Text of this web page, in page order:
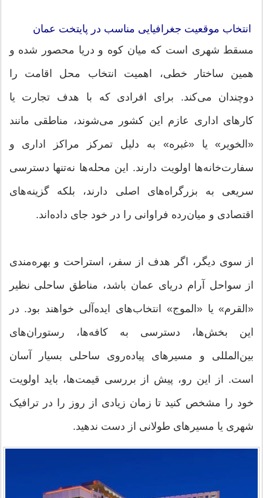
انتخاب موقعیت جغرافیایی مناسب در پایتخت عمان
مسقط شهری است که میان کوه و دریا محصور شده و
همین ساختار خطی، اهمیت انتخاب محل اقامت را
دوچندان می‌کند. برای افرادی که با هدف تجارت یا
کارهای اداری عازم این کشور می‌شوند، مناطقی مانند
«الخویر» یا «غبره» به دلیل تمرکز مراکز اداری و
سفارت‌خانه‌ها اولویت دارند. این محله‌ها نه‌تنها دسترسی
سریعی به بزرگراه‌های اصلی دارند، بلکه گزینه‌های
اقتصادی و میان‌رده فراوانی را در خود جای داده‌اند.
از سوی دیگر، اگر هدف از سفر، استراحت و بهره‌مندی
از سواحل آرام دریای عمان باشد، مناطق ساحلی نظیر
«القرم» یا «الموج» انتخاب‌های ایده‌آلی خواهند بود. در
این بخش‌ها، دسترسی به کافه‌ها، رستوران‌های
بین‌المللی و مسیرهای پیاده‌روی ساحلی بسیار آسان
است. از این رو، پیش از بررسی قیمت‌ها، باید اولویت
خود را مشخص کنید تا زمان زیادی از روز را در ترافیک
شهری یا مسیرهای طولانی از دست ندهید.